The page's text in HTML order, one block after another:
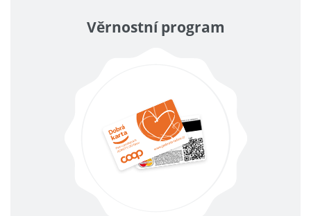
Věrnostní program